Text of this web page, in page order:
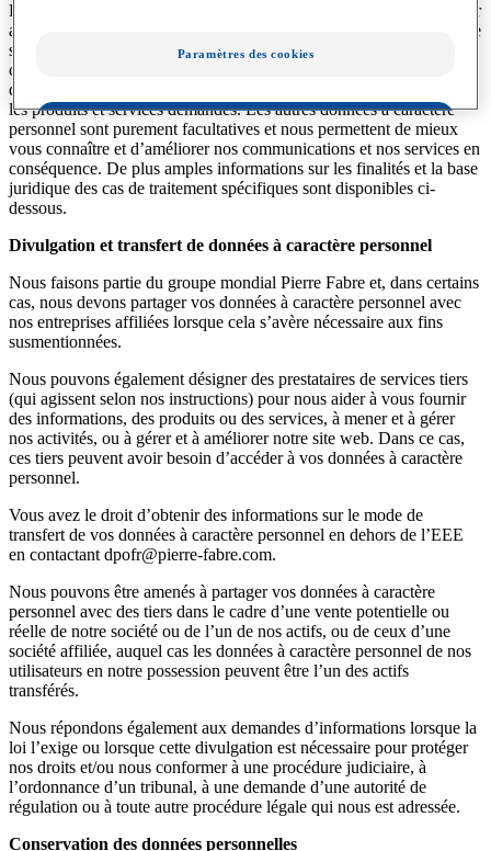
Les données à caractère personnel qui nous sont indispensables pour
atteindre les objectifs décrits ci-dessus sont marquées d’un astérisque
sur les différentes pages du site web où elles sont collectées. Si vous
choisissez de ne pas remplir ces champs obligatoires, il est possible
que nous ne puissions pas traiter vos demandes et/ou vous fournir
les produits et services demandés. Les autres données à caractère
personnel sont purement facultatives et nous permettent de mieux
vous connaître et d’améliorer nos communications et nos services en
conséquence. De plus amples informations sur les finalités et la base
juridique des cas de traitement spécifiques sont disponibles ci-
dessous.
Divulgation et transfert de données à caractère personnel
Nous faisons partie du groupe mondial Pierre Fabre et, dans certains
cas, nous devons partager vos données à caractère personnel avec
nos entreprises affiliées lorsque cela s’avère nécessaire aux fins
susmentionnées.
Nous pouvons également désigner des prestataires de services tiers
(qui agissent selon nos instructions) pour nous aider à vous fournir
des informations, des produits ou des services, à mener et à gérer
nos activités, ou à gérer et à améliorer notre site web. Dans ce cas,
ces tiers peuvent avoir besoin d’accéder à vos données à caractère
personnel.
Vous avez le droit d’obtenir des informations sur le mode de
transfert de vos données à caractère personnel en dehors de l’EEE
en contactant dpofr@pierre-fabre.com.
Nous pouvons être amenés à partager vos données à caractère
personnel avec des tiers dans le cadre d’une vente potentielle ou
réelle de notre société ou de l’un de nos actifs, ou de ceux d’une
société affiliée, auquel cas les données à caractère personnel de nos
utilisateurs en notre possession peuvent être l’un des actifs
transférés.
Nous répondons également aux demandes d’informations lorsque la
loi l’exige ou lorsque cette divulgation est nécessaire pour protéger
nos droits et/ou nous conformer à une procédure judiciaire, à
l’ordonnance d’un tribunal, à une demande d’une autorité de
régulation ou à toute autre procédure légale qui nous est adressée.
Conservation des données personnelles
Paramètres des cookies
Uniquement les essentiels
OK